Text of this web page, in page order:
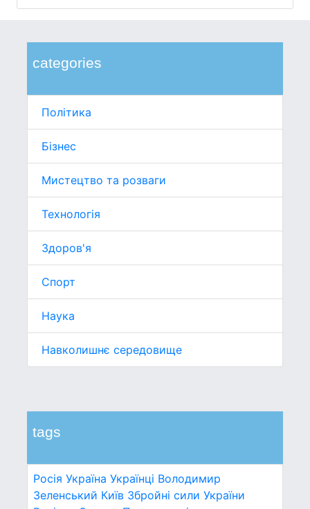
categories
Політика
Бізнес
Мистецтво та розваги
Технологія
Здоров'я
Спорт
Наука
Навколишнє середовище
tags
Росія Україна Українці Володимир
Зеленський Київ Збройні сили України